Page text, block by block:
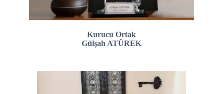
Kurucu Ortak
Gülşah ATÜREK